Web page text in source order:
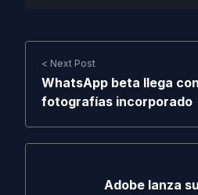
< Next Post
WhatsApp beta llega
fotografías incorporado
Adobe lanza